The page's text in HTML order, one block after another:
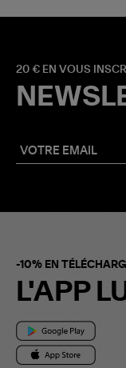
20 € EN VOUS
-10% EN
L'APP